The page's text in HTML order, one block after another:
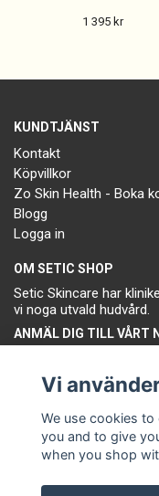
1 395 kr
KUNDTJÄNST
Kontakt
Köpvillkor
Zo Skin Health - Boka
Blogg
Logga in
OM SETIC SHOP
Setic Skincare har
vi noga utvald hudvård.
ANMÄL DIG TILL VÅRT
Vi
We use cookies
you and to give
when you shop